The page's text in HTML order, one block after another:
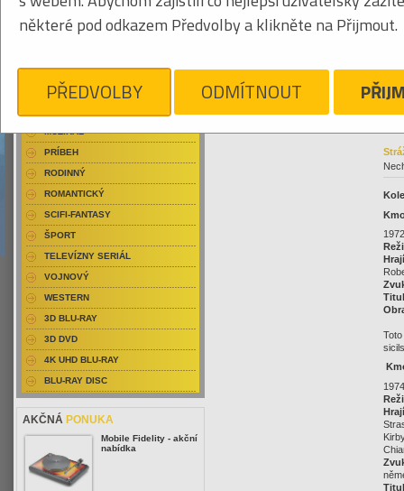
HISTORICKÝ
HOROR
KOLEKCIA
KOMÉDIA
MUZIKÁL
PRÍBEH
RODINNÝ
ROMANTICKÝ
SCIFI-FANTASY
ŠPORT
TELEVÍZNY SERIÁL
VOJNOVÝ
WESTERN
3D BLU-RAY
3D DVD
4K UHD BLU-RAY
BLU-RAY DISC
AKČNÁ PONUKA
Mobile Fidelity - akční
nabídka
některé pod odkazem Předvolby a klikněte na Přijmout.
PŘEDVOLBY ODMÍTNOUT